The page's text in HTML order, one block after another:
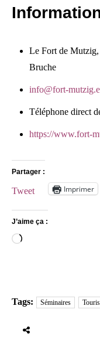
Le Fort de
Bruche
info@fort-
Téléphone direct
https://www.fort-
Partager :
Tweet Imprimer
J’aime ça :
Chargement…
Tags: Séminaires